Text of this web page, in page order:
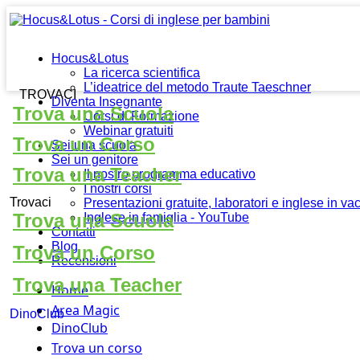
Hocus&Lotus
La ricerca scientifica
L’ideatrice del metodo Traute Taeschner
Diventa Insegnante
Corsi di Formazione
Webinar gratuiti
Sei una scuola
Sei un genitore
Il nostro programma educativo
I nostri corsi
Presentazioni gratuite, laboratori e inglese in
Inglese in famiglia - YouTube
Contatti
Blog
Recensioni
Home
Area Magic
DinoClub
Trova un corso
TROVACI
Trova una Scuola
Trova un Corso
Trova una Teacher
Trovaci
Trova una Scuola
Trova un Corso
Trova una Teacher
DinoClub